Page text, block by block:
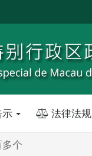
法律法规
个